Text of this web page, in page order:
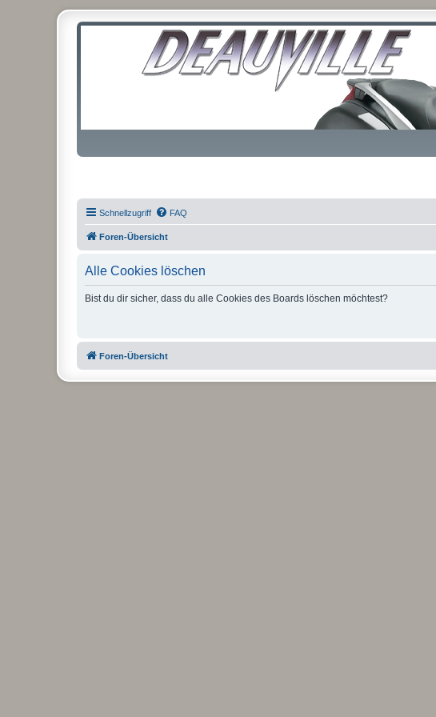
Schnellzugriff FAQ
Foren-Übersicht
Alle Cookies löschen
Bist du dir sicher, dass du alle Cookies des Boards löschen möchtest?
Foren-Übersicht